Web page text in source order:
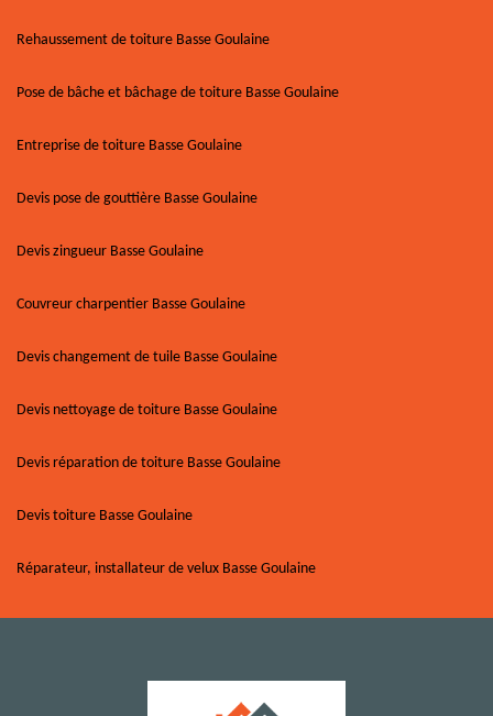
Rehaussement de toiture Basse Goulaine
Pose de bâche et bâchage de toiture Basse Goulaine
Entreprise de toiture Basse Goulaine
Devis pose de gouttière Basse Goulaine
Devis zingueur Basse Goulaine
Couvreur charpentier Basse Goulaine
Devis changement de tuile Basse Goulaine
Devis nettoyage de toiture Basse Goulaine
Devis réparation de toiture Basse Goulaine
Devis toiture Basse Goulaine
Réparateur, installateur de velux Basse Goulaine